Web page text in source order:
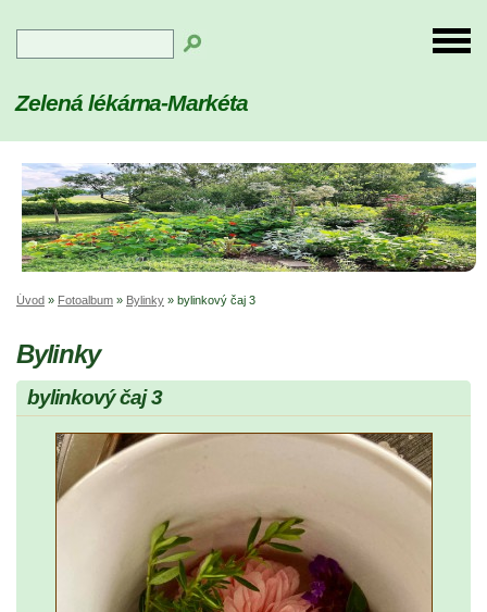
Zelená lékárna-Markéta
Úvod » Fotoalbum » Bylinky » bylinkový čaj 3
Bylinky
bylinkový čaj 3